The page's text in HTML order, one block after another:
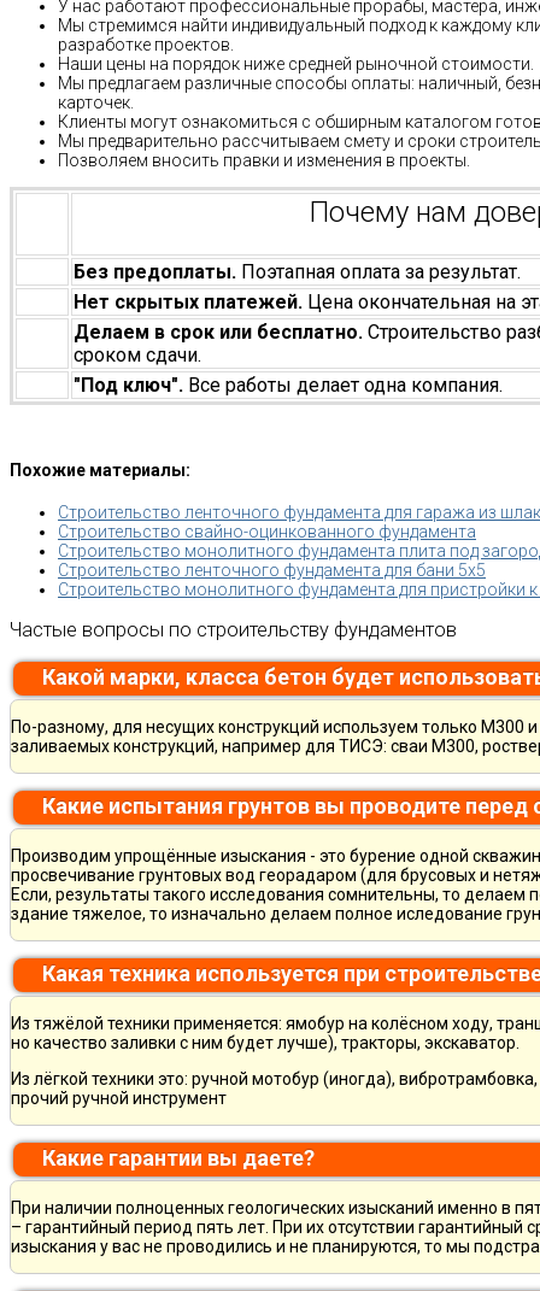
У нас работают профессиональные прорабы, мастера,
Мы стремимся найти индивидуальный подход к каждому
разработке проектов.
Наши цены на порядок ниже средней рыночной стоимости.
Мы предлагаем различные способы оплаты: наличный,
карточек.
Клиенты могут ознакомиться с обширным каталогом
Мы предварительно рассчитываем смету и сроки
Позволяем вносить правки и изменения в проекты.
Почему нам
Без предоплаты. Поэтапная оплата за результат.
Нет скрытых платежей. Цена окончательная на
Делаем в срок или бесплатно. Строительство
сроком сдачи.
"Под ключ". Все работы делает одна компания.
Похожие материалы:
Строительство ленточного фундамента для гаража из
Строительство свайно-оцинкованного фундамента
Строительство монолитного фундамента плита под
Строительство ленточного фундамента для бани 5х5
Строительство монолитного фундамента для пристройки
Частые вопросы по строительству фундаментов
Какой марки, класса бетон будет
По-разному, для несущих конструкций используем только М300
заливаемых конструкций, например для ТИСЭ: сваи М300,
Какие испытания грунтов вы проводите перед
Производим упрощённые изыскания - это бурение одной
просвечивание грунтовых вод георадаром (для брусовых и
Если, результаты такого исследования сомнительны, то
здание тяжелое, то изначально делаем полное иследование
Какая техника используется при
Из тяжёлой техники применяется: ямобур на колёсном ходу,
но качество заливки с ним будет лучше), тракторы, экскаватор.
Из лёгкой техники это: ручной мотобур (иногда),
прочий ручной инструмент
Какие гарантии вы даете?
При наличии полноценных геологических изысканий именно в
– гарантийный период пять лет. При их отсутствии гарантийный
изыскания у вас не проводились и не планируются, то мы